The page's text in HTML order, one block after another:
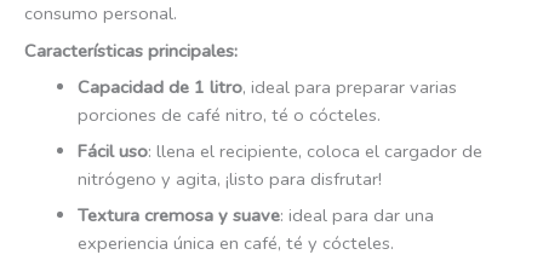
consumo personal.
Características principales:
Capacidad de 1 litro, ideal para preparar varias
porciones de café nitro, té o cócteles.
Fácil uso: llena el recipiente, coloca el cargador de
nitrógeno y agita, ¡listo para disfrutar!
Textura cremosa y suave: ideal para dar una
experiencia única en café, té y cócteles.